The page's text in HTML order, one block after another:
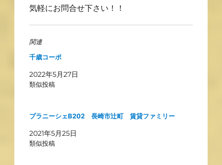
気軽にお問合せ下さい！！
関連
千歳コーポ
2022年5月27日
類似投稿
プラニーシェB202 長崎市辻町 賃貸ファミリー
2021年5月25日
類似投稿